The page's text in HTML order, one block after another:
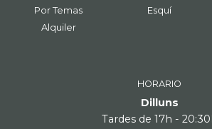
Por Temas
Alquiler
Esquí
HORARIO
Dilluns
Tardes de 17h -